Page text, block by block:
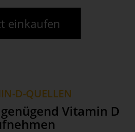
einkaufen
D-QUELLEN
Vitamin D